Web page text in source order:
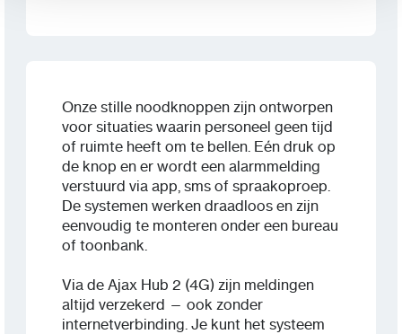
Onze stille noodknoppen zijn ontworpen
voor situaties waarin personeel geen tijd
of ruimte heeft om te bellen. Eén druk op
de knop en er wordt een alarmmelding
verstuurd via app, sms of spraakoproep.
De systemen werken draadloos en zijn
eenvoudig te monteren onder een bureau
of toonbank.
Via de Ajax Hub 2 (4G) zijn meldingen
altijd verzekerd — ook zonder
internetverbinding. Je kunt het systeem